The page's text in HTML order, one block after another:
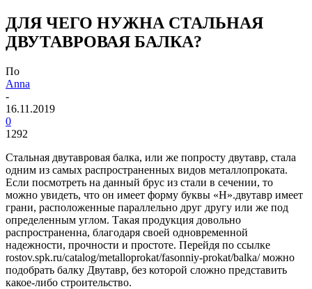
ДЛЯ ЧЕГО НУЖНА СТАЛЬНАЯ
ДВУТАВРОВАЯ БАЛКА?
По
Anna
-
16.11.2019
0
1292
Стальная двутавровая балка, или же попросту двутавр, стала
одним из самых распространенных видов металлопроката.
Если посмотреть на данный брус из стали в сечении, то
можно увидеть, что он имеет форму буквы «Н».двутавр имеет
грани, расположенные параллельно друг другу или же под
определенным углом. Такая продукция довольно
распространенна, благодаря своей одновременной
надежности, прочности и простоте. Перейдя по ссылке
rostov.spk.ru/catalog/metalloprokat/fasonniy-prokat/balka/ можно
подобрать балку Двутавр, без которой сложно представить
какое-либо строительство.